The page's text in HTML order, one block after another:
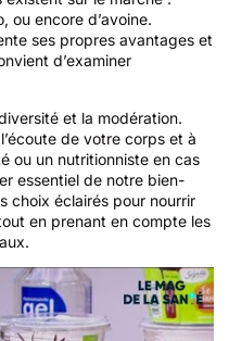
ou encore d’avoine.
ses propres avantages et
d’examiner
et la modération.
de votre corps et à
ou un nutritionniste en cas
essentiel de notre bien-
choix éclairés pour nourrir
en prenant en compte les